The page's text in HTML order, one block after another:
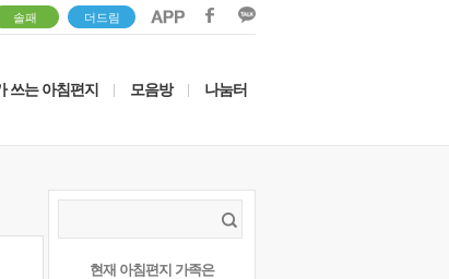
솔패 더드림
쓰는 아침편지 모음방 나눔터
현재 아침편지 가족은